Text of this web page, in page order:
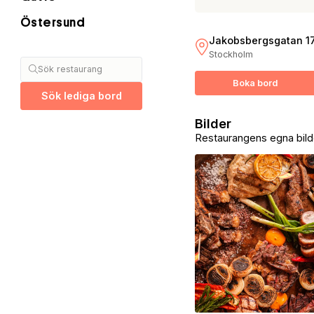
Östersund
Sök restaurang
Sök lediga bord
Jakobsbergsgatan
Stockholm
Boka bord
Restaurangens egna
Bilder